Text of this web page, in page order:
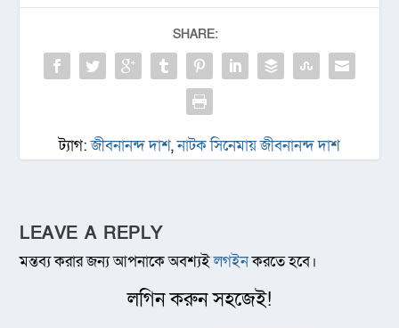
SHARE:
ট্যাগ:জীবনানন্দ দাশ,নাটক সিনেমায় জীবনানন্দ দাশ
LEAVE A REPLY
মন্তব্য করার জন্য আপনাকে অবশ্যইলগইনকরতে হবে।
লগিন করুন সহজেই!